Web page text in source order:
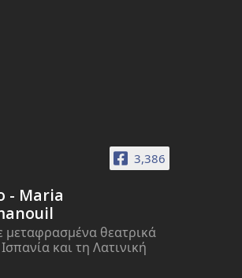
3,386
- Maria
μεταφρασμένα θεατρικά
και τη Λατινική